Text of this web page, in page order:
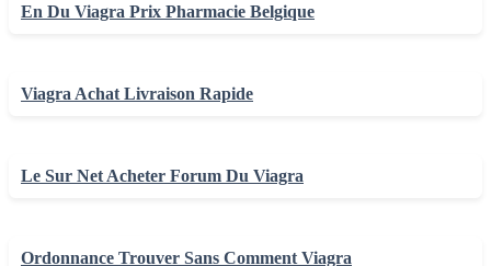
En Du Viagra Prix Pharmacie Belgique
Viagra Achat Livraison Rapide
Le Sur Net Acheter Forum Du Viagra
Ordonnance Trouver Sans Comment Viagra